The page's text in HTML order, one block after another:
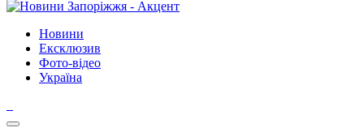
Новини
Ексклюзив
Фото-відео
Україна